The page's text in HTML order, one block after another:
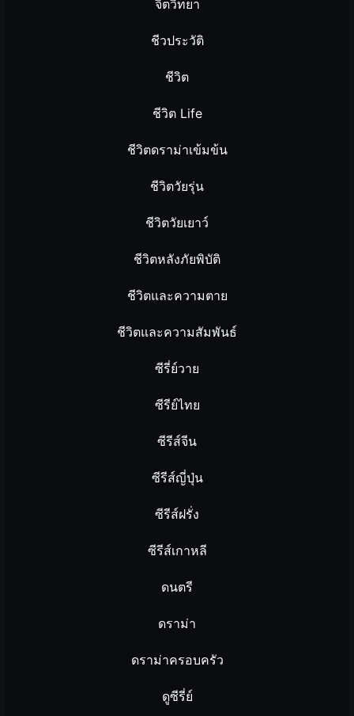
จิตวิทยา
ชีวประวัติ
ชีวิต
ชีวิต Life
ชีวิตดราม่าเข้มข้น
ชีวิตวัยรุ่น
ชีวิตวัยเยาว์
ชีวิตหลังภัยพิบัติ
ชีวิตและความตาย
ชีวิตและความสัมพันธ์
ซีรี่ย์วาย
ซีรีย์ไทย
ซีรีส์จีน
ซีรีส์ญี่ปุ่น
ซีรีส์ฝรั่ง
ซีรีส์เกาหลี
ดนตรี
ดราม่า
ดราม่าครอบครัว
ดูซีรี่ย์